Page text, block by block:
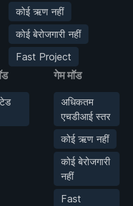
कोई ऋण नहीं
कोई बेरोजगारी नहीं
Fast Project
गेम मॉड
अधिकतम
एचडीआई स्तर
कोई ऋण नहीं
कोई बेरोजगारी
नहीं
Fast